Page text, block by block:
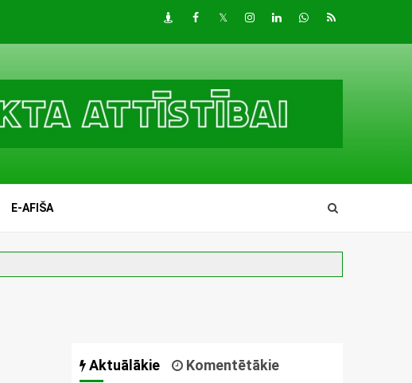
DraugiemFacebook
TwitterInstagram
LinkedInwhatsapp
RSS
E-AFIŠA
Aktuālākie Komentētākie